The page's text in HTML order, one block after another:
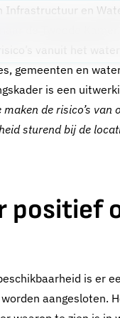
Infrastructuur en
vanuit het
gemeenten en
is een
maken de risico’s
sturend bij de
positief
is er
aangesloten.